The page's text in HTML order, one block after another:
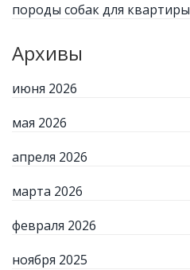
породы собак для квартиры
Архивы
июня 2026
мая 2026
апреля 2026
марта 2026
февраля 2026
ноября 2025